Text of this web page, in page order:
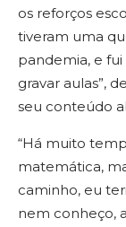
os reforços
tiveram uma
pandemia, e
gravar aulas”,
seu conteúdo
“Há muito
matemática,
caminho, eu
nem conheço,